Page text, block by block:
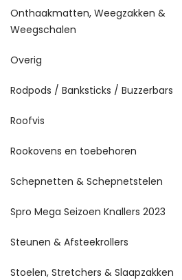
Onthaakmatten, Weegzakken &
Weegschalen
Overig
Rodpods / Banksticks / Buzzerbars
Roofvis
Rookovens en toebehoren
Schepnetten & Schepnetstelen
Spro Mega Seizoen Knallers 2023
Steunen & Afsteekrollers
Stoelen, Stretchers & Slaapzakken